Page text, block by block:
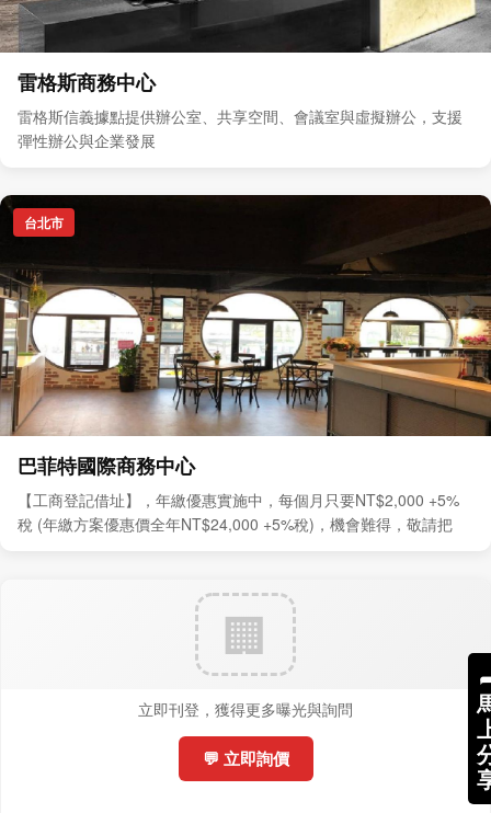
雷格斯商務中心
雷格斯信義據點提供辦公室、共享空間、會議室與虛擬辦公，支援
彈性辦公與企業發展
台北市
巴菲特國際商務中心
【工商登記借址】，年繳優惠實施中，每個月只要NT$2,000 +5%
稅 (年繳方案優惠價全年NT$24,000 +5%稅)，機會難得，敬請把
立即刊登，獲得更多曝光與詢問
💬 立即詢價